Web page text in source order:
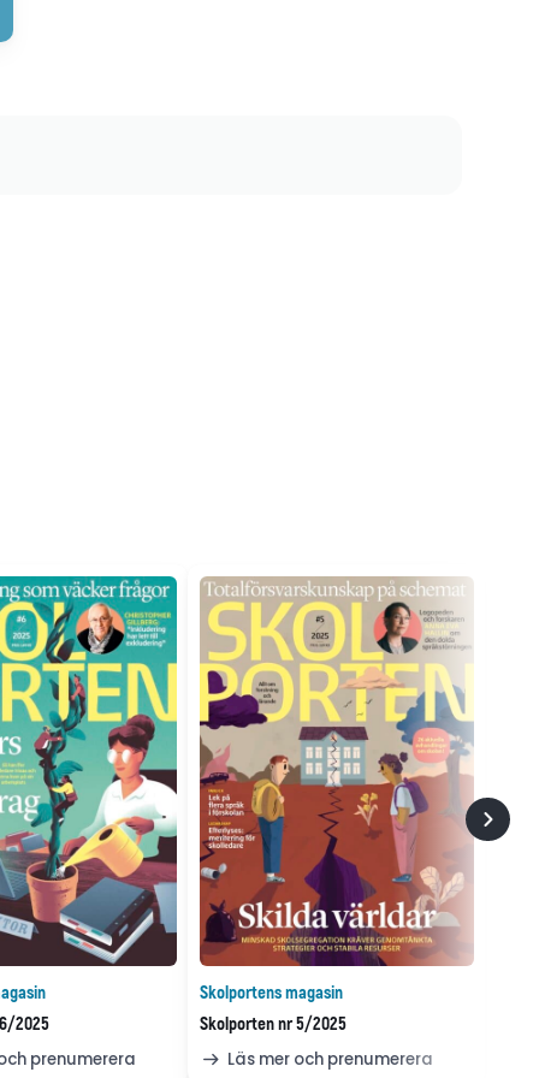
2025
prenumerera
Skolportens magasin
Skolporten nr 5/2025
Läs mer och prenumerera